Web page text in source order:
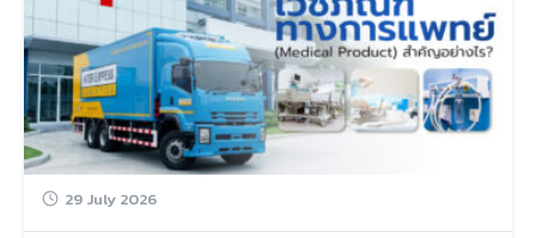
29 July 2026